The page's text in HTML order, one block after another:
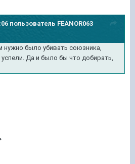
пользователь FEANOR063
нужно было убивать союзника,
Да и было бы что добирать,